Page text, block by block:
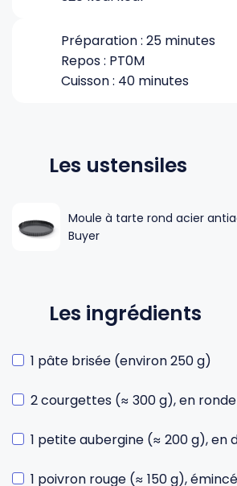
Préparation : 25 minutes
Repos : PT0M
Cuisson : 40 minutes
Les ustensiles
Moule à tarte rond acier
Buyer
Les ingrédients
1 pâte brisée (environ 250 g)
2 courgettes (≈ 300 g), en
1 petite aubergine (≈ 200 g), en
1 poivron rouge (≈ 150 g), émincé